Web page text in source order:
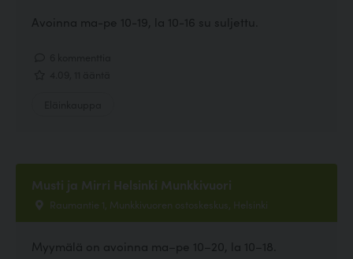
Avoinna ma-pe 10-19, la 10-16 su suljettu.
Musti ja Mirri Helsinki Munkkivuori
Raumantie 1, Munkkivuoren ostoskeskus, Helsinki
Myymälä on avoinna ma–pe 10–20, la 10–18.